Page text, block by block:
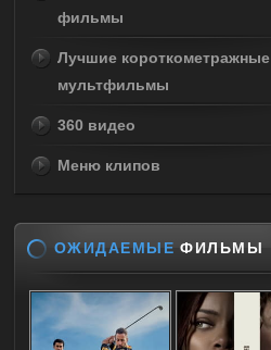
фильмы
Лучшие короткометражные
мультфильмы
360 видео
Меню клипов
ОЖИДАЕМЫЕ ФИЛЬМЫ